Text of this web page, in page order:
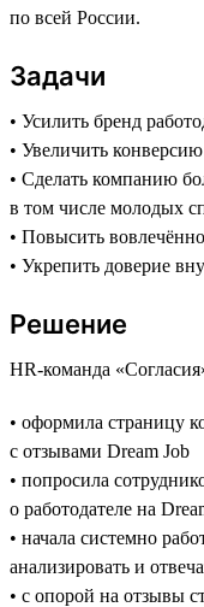
по всей России.
Задачи
• Усилить бренд
• Увеличить
• Сделать компанию
в том числе молодых
• Повысить
• Укрепить доверие
Решение
HR-команда
• оформила страницу
с отзывами Dream Job
• попросила
о работодателе на
• начала системно
анализировать и
• с опорой на отзывы